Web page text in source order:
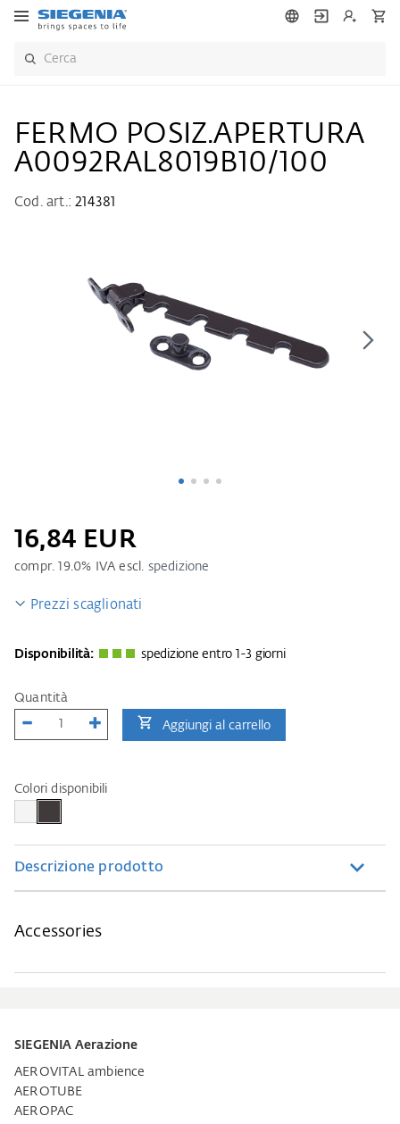
FERMO POSIZ.APERTURA
A0092RAL8019B10/100
Cod. art.:214381
16,84 EUR
compr.19.0% IVA escl. spedizione
Prezzi scaglionati
Disponibilità: spedizione entro 1-3 giorni
Quantità
Aggiungi al carrello
Colori disponibili
Descrizione prodotto
Accessories
SIEGENIA Aerazione
AEROVITAL ambience
AEROTUBE
AEROPAC